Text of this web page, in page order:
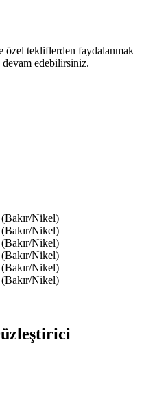
özel tekliflerden faydalanmak
edebilirsiniz.